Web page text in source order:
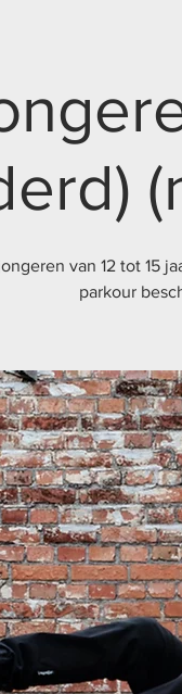
van 12 tot 15
parkour